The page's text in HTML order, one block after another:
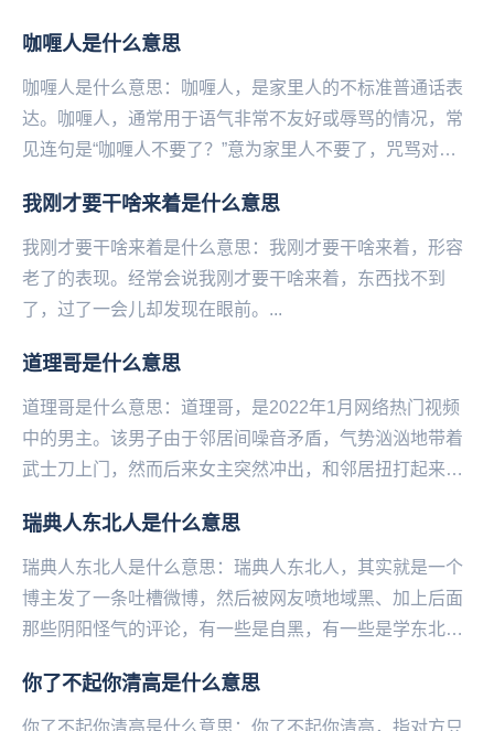
是...
咖喱人是什么意思
咖喱人是什么意思：咖喱人，是家里人的不标准普通话表
达。咖喱人，通常用于语气非常不友好或辱骂的情况，常
见连句是“咖喱人不要了？”意为家里人不要了，咒骂对方
我刚才要干啥来着是什么意思
我刚才要干啥来着是什么意思：我刚才要干啥来着，形容
老了的表现。经常会说我刚才要干啥来着，东西找不到
了，过了一会儿却发现在眼前。...
道理哥是什么意思
道理哥是什么意思：道理哥，是2022年1月网络热门视频
中的男主。该男子由于邻居间噪音矛盾，气势汹汹地带着
武士刀上门，然而后来女主突然冲出，和邻居扭打起来。
瑞典人东北人是什么意思
瑞典人东北人是什么意思：瑞典人东北人，其实就是一个
博主发了一条吐槽微博，然后被网友喷地域黑、加上后面
那些阴阳怪气的评论，有一些是自黑，有一些是学东北人
说...
你了不起你清高是什么意思
你了不起你清高是什么意思：你了不起你清高，指对方只